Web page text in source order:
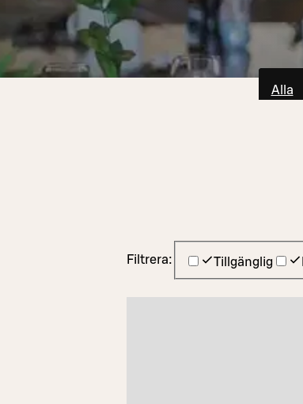
Alla
Filtrera: Tillgänglig